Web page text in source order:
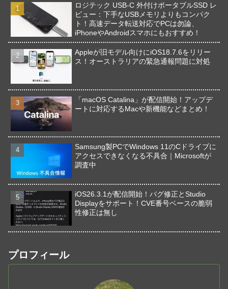
ロジテック USB-C 外付けポータブルSSD レ
ビュー：下手なUSBメモリよりもコンパク
ト！高速データ転送対応でPCは勿論、
iPhoneやAndroidスマホにもおすすめ！
Appleが旧モデル向けにiOS18.7.6をリリー
ス！オーストラリアの緊急通報問題に対処
「macOS Catalina」が配信開始！アップデ
ートに対応するMacや新機能などまとめ！
Samsung製PCでWindows 11のCドライブに
アクセスできなくなる不具合｜Microsoftが
調査中
iOS26.3.1が配信開始！バグ修正とStudio
Displayをサポート！CVE番号ベースの脆弱
性修正は無し
プロフィール